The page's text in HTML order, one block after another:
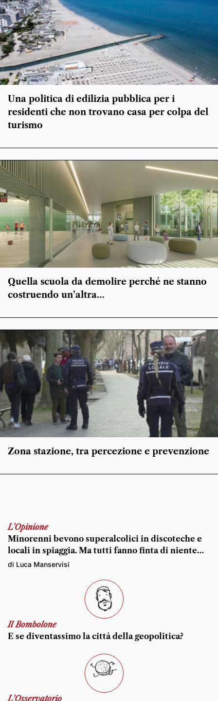
Una politica di edilizia pubblica per i
residenti che non trovano casa per colpa del
turismo
Quella scuola da demolire perché ne stanno
costruendo un’altra…
Zona stazione, tra percezione e prevenzione
L'Opinione
Minorenni bevono superalcolici in discoteche e
locali in spiaggia. Ma tutti fanno finta di niente…
di Luca Manservisi
Il Bombolone
E se diventassimo la città della geopolitica?
L'Osservatorio